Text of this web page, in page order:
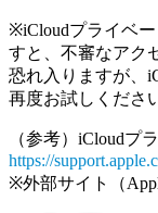
※iCloudプライベ
すと、不審なアク
恐れ入りますが、
再度お試しくださ
（参考）iCloudプ
https://
※外部サイト（